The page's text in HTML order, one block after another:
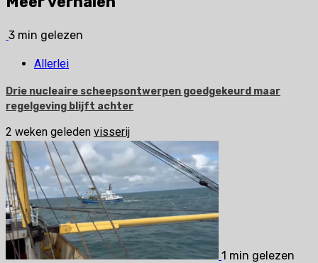
3 min gelezen
Allerlei
Drie nucleaire scheepsontwerpen goedgekeurd maar
regelgeving blijft achter
2 weken geleden visserij
1 min gelezen